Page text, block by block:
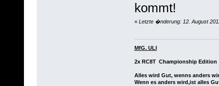
kommt!
« Letzte �nderung: 12. August
MfG. ULI
2x RC8T Championship Edition
Alles wird Gut, wenns anders
Wenn es anders wird,ist alles